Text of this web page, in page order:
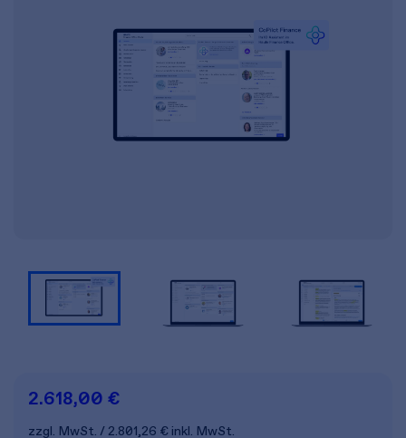
2.618,00 €
zzgl. MwSt. 2.801,26 € inkl. MwSt.